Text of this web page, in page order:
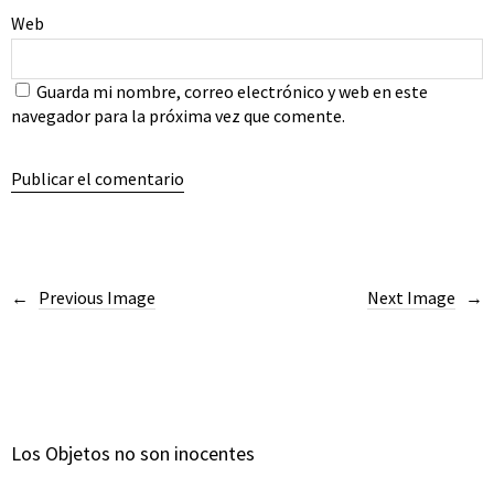
Web
Guarda mi nombre, correo electrónico y web en este
navegador para la próxima vez que comente.
Next Image
Previous Image
Los Objetos no son inocentes